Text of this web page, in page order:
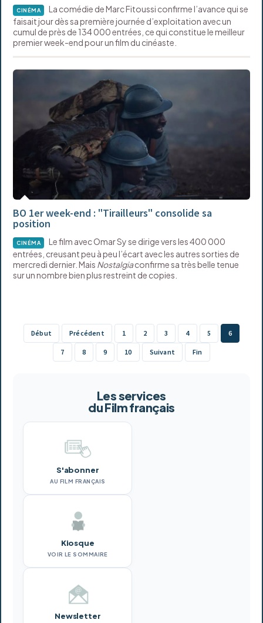
CINÉMA
La comédie de Marc Fitoussi confirme l’avance qui se
faisait jour dès sa première journée d’exploitation avec un
cumul de près de 134 000 entrées, ce qui constitue le meilleur
premier week-end pour un film du cinéaste.
BO 1er week-end : "Tirailleurs" consolide sa
position
CINÉMA
Le film avec Omar Sy se dirige vers les 400 000
entrées, creusant peu à peu l’écart avec les autres sorties de
mercredi dernier. Mais Nostalgiaconfirme sa très belle tenue
sur un nombre bien plus restreint de copies.
Début Précédent 1 2 3 4 5 6
7 8 9 10 Suivant Fin
Les services
du Film français
S'abonner
AU FILM FRANÇAIS
Kiosque
VOIR LE SOMMAIRE
Newsletter